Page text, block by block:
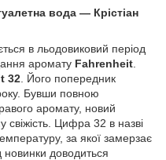
вода — Крістіан
в льодовиковий період
аромату Fahrenheit
32 . Його попередник
Бувши повною
аромату, новий
свіжість. Цифра 32 в назві
за якої замерзає
доводиться